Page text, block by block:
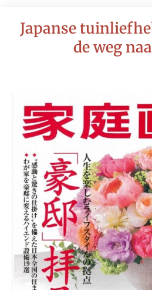
Japanse
de weg